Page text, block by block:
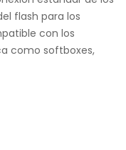
flash para los
con los
como softboxes,